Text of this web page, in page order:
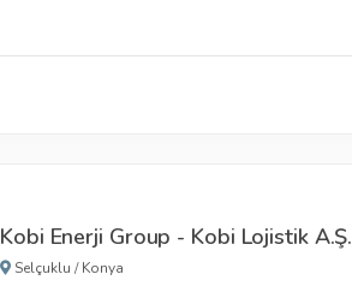
Kobi Enerji Group - Kobi Lojistik A.Ş.
Selçuklu /Konya